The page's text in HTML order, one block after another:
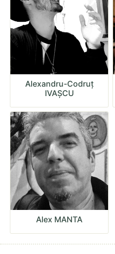
Alexandru-Codruț
IVAȘCU
Alex MANTA